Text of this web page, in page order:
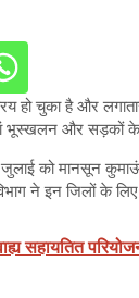
हो चुका है और
भूस्खलन और सड़कों
को मानसून कुमाऊं
ने इन जिलों के
सहायतित